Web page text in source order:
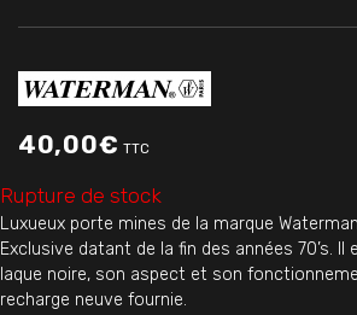
40,00€ TTC
Rupture de stock
Luxueux porte mines de la marque
Exclusive datant de la fin des années 70’s.
laque noire, son aspect et son
recharge neuve fournie.